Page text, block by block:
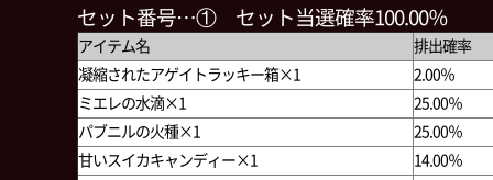
セット番号…① セット当選確率100.00％
アイテム名
排出確率
凝縮されたアゲイトラッキー箱×1
2.00％
ミエレの水滴×1
25.00％
パブニルの火種×1
25.00％
甘いスイカキャンディー×1
14.00％